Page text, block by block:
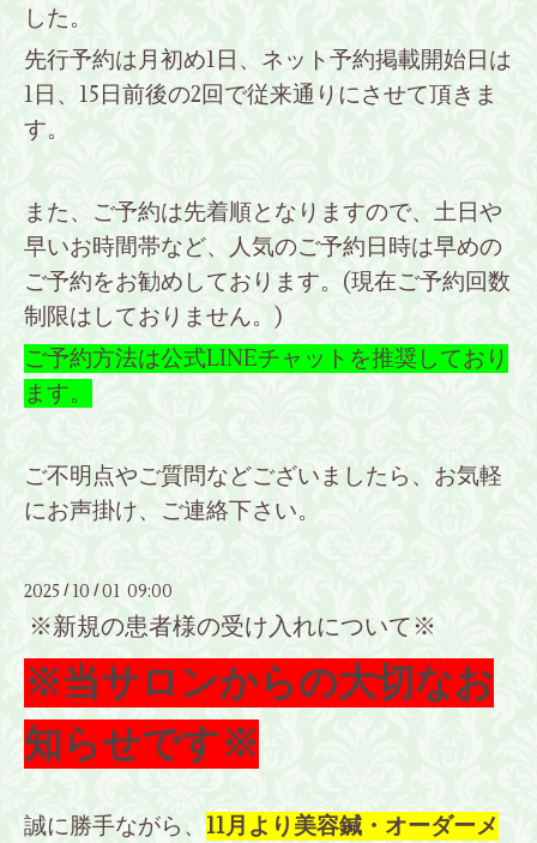
した。
先行予約は月初め1日、ネット予約掲載開始日は
1日、15日前後の2回で従来通りにさせて頂きま
す。
また、ご予約は先着順となりますので、土日や
早いお時間帯など、人気のご予約日時は早めの
ご予約をお勧めしております。(現在ご予約回数
制限はしておりません。)
ご予約方法は公式LINEチャットを推奨しており
ます。
ご不明点やご質問などございましたら、お気軽
にお声掛け、ご連絡下さい。
2025 / 10 / 01 09:00
※新規の患者様の受け入れについて※
※当サロンからの大切なお
知らせです※
誠に勝手ながら、 11月より美容鍼・オーダーメ